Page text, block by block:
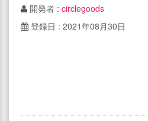
開発者 : circlegoods
登録日 : 2021年08月30日